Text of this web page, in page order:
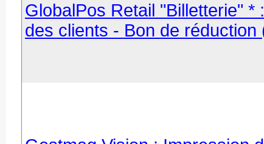
GlobalPos Retail "Billetterie"
des clients - Bon de réduction